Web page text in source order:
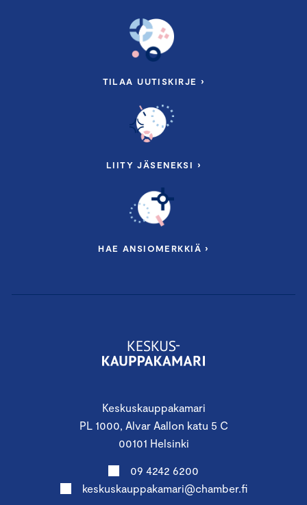
Keskuskauppakamari
PL 1000, Alvar Aallon katu 5 C
00101 Helsinki
09 4242 6200
keskuskauppakamari@chamber.fi
TILAA UUTISKIRJE ›
LIITY JÄSENEKSI ›
HAE ANSIOMERKKIÄ ›